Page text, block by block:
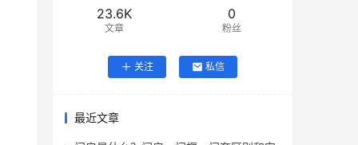
23.6K
文章
0
粉丝
关注 私信
最近文章